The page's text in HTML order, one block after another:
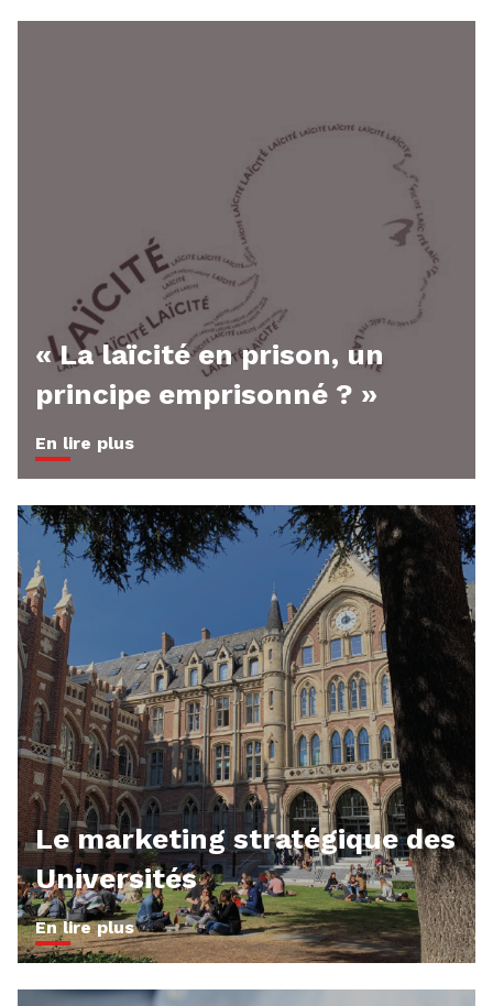
« La laïcité en prison, un
principe emprisonné ? »
En lire plus
Le marketing stratégique des
Universités
En lire plus